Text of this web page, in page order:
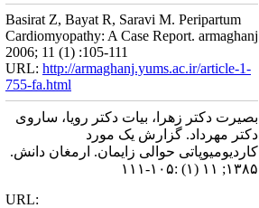
Basirat Z, Bayat R, Saravi M. Peripartum
Cardiomyopathy: A Case Report. armaghanj
2006; 11 (1) :105-111
URL: http://armaghanj.yums.ac.ir/article-1-
755-fa.html
بصیرت دکتر زهرا، بیات دکتر رویا، ساروی
دکتر مهرداد. گزارش یک مورد
کاردیومیوپاتی حوالی زایمان. ارمغان دانش.
۱۳۸۵; ۱۱ (۱) :۱۰۵-۱۱۱
URL: